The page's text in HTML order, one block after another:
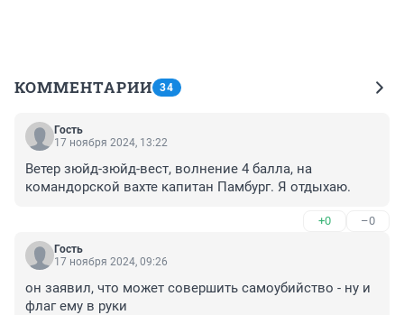
КОММЕНТАРИИ 34
Гость
17 ноября 2024, 13:22
Ветер зюйд-зюйд-вест, волнение 4 балла, на
командорской вахте капитан Памбург. Я отдыхаю.
+0 –0
Гость
17 ноября 2024, 09:26
он заявил, что может совершить самоубийство - ну и
флаг ему в руки